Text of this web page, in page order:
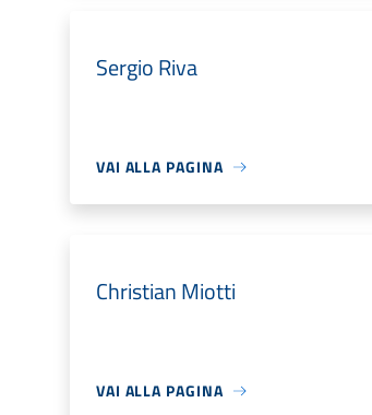
Sergio Riva
VAI ALLA PAGINA
Christian Miotti
VAI ALLA PAGINA